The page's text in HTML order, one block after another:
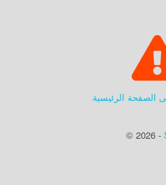
الصفحة الرئيسية
© 2026 -